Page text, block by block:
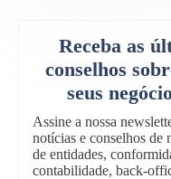
Receba as
conselhos
seus
Assine a nossa
notícias e conselhos de
de entidades,
contabilidade, back-